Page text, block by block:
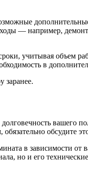
— например,
учитывая объем
в
заранее.
вашего
обсудите
в зависимости
но и его